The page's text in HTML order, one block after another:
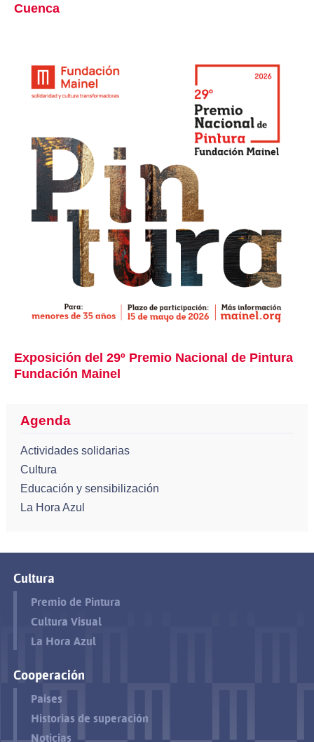
Cuenca
Exposición del 29º Premio Nacional de Pintura
Fundación Mainel
Agenda
Actividades solidarias
Cultura
Educación y sensibilización
La Hora Azul
Cultura
Premio de Pintura
Cultura Visual
La Hora Azul
Cooperación
Países
Historias de superación
Noticias